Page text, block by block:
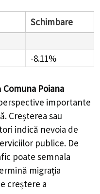
Schimbare
-8.11%
Comuna Poiana
importante
Creșterea sau
indică nevoia de
publice. De
poate semnala
migrația
creștere a